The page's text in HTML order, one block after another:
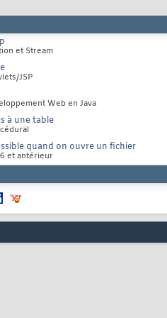
et Stream
JSP
Web en Java
à une table
quand on ouvre un fichier
et antérieur